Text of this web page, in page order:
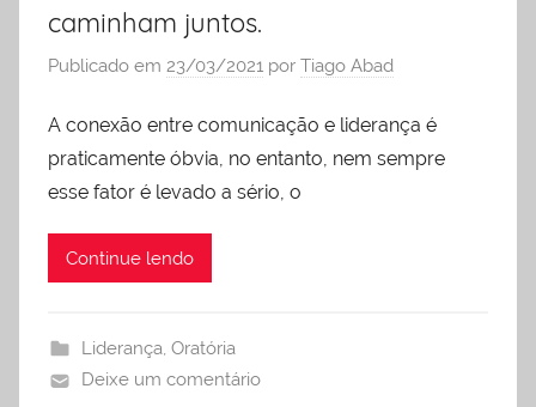
caminham juntos.
Publicado em 23/03/2021 por Tiago Abad
A conexão entre comunicação e liderança é
praticamente óbvia, no entanto, nem sempre
esse fator é levado a sério, o
Continue lendo
Liderança, Oratória
Deixe um comentário